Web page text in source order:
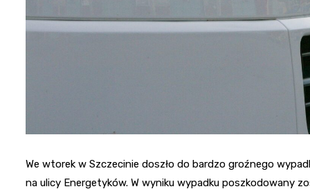
We wtorek w Szczecinie doszło do bardzo groźnego
na ulicy Energetyków. W wyniku wypadku poszkodowany